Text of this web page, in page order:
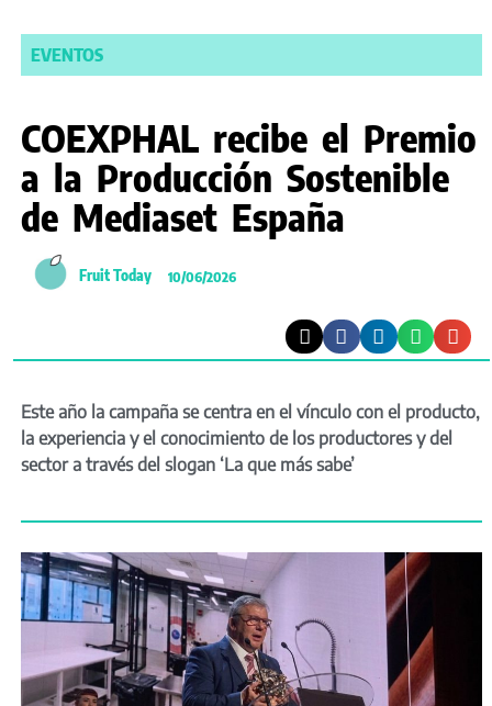
EVENTOS
COEXPHAL recibe el Premio
a la Producción Sostenible
de Mediaset España
Fruit Today 10/06/2026
Este año la campaña se centra en el vínculo con el producto,
la experiencia y el conocimiento de los productores y del
sector a través del slogan ‘La que más sabe’